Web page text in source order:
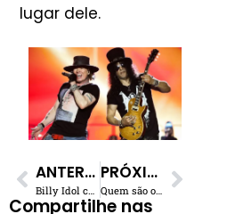
lugar dele.
ANTERIOR
Billy Idol conta como os Beatles abriram sua mente e influenciaram na sua carreira
PRÓXIMO
Quem são os 22 artistas mais bem pagos do mundo segundo a Forbes
Compartilhe nas